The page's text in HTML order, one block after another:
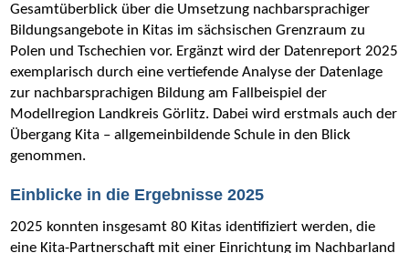
Gesamtüberblick über die Umsetzung nachbarsprachiger
Bildungsangebote in Kitas im sächsischen Grenzraum zu
Polen und Tschechien vor. Ergänzt wird der Datenreport 2025
exemplarisch durch eine vertiefende Analyse der Datenlage
zur nachbarsprachigen Bildung am Fallbeispiel der
Modellregion Landkreis Görlitz. Dabei wird erstmals auch der
Übergang Kita – allgemeinbildende Schule in den Blick
genommen.
Einblicke in die Ergebnisse 2025
2025 konnten insgesamt 80 Kitas identifiziert werden, die
eine Kita-Partnerschaft mit einer Einrichtung im Nachbarland